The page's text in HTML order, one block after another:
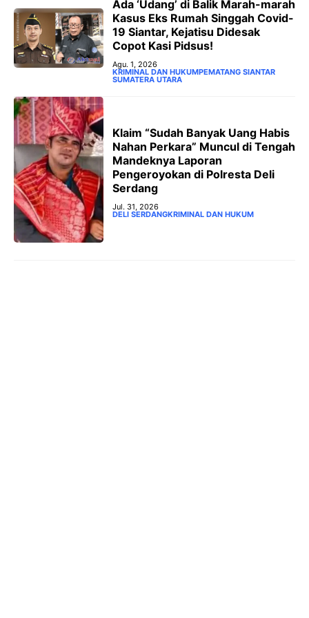
Ada ‘Udang’ di Balik Marah-marah
Kasus Eks Rumah Singgah Covid-
19 Siantar, Kejatisu Didesak
Copot Kasi Pidsus!
Agu. 1, 2026
KRIMINAL DAN HUKUMPEMATANG SIANTAR
SUMATERA UTARA
Klaim “Sudah Banyak Uang Habis
Nahan Perkara” Muncul di Tengah
Mandeknya Laporan
Pengeroyokan di Polresta Deli
Serdang
Jul. 31, 2026
DELI SERDANGKRIMINAL DAN HUKUM